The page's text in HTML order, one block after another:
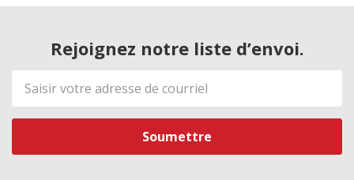
Rejoignez notre liste d’envoi.
Adresse
de
courriel